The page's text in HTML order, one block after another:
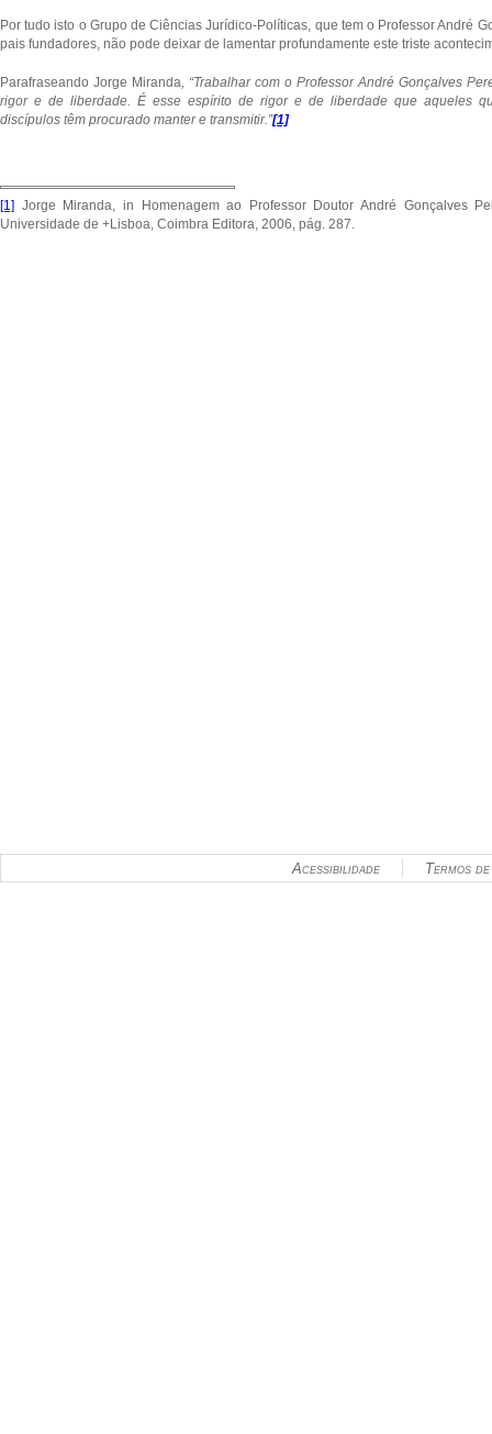
Por tudo isto o Grupo de Ciências Jurídico-Políticas, que tem o Professor André
pais fundadores, não pode deixar de lamentar profundamente este triste
Parafraseando Jorge Miranda , “Trabalhar com o Professor André Gonçalves
rigor e de liberdade. É esse espírito de rigor e de liberdade que aqueles
discípulos têm procurado manter e transmitir.”[1]
[1] Jorge Miranda, in Homenagem ao Professor Doutor André Gonçalves
Universidade de +Lisboa, Coimbra Editora, 2006, pág. 287.
Termos
Acessibilidade